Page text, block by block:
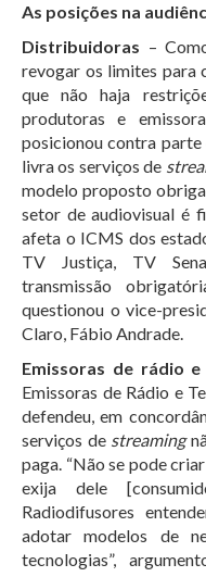
As posições na
Distribuidoras –
revogar os limites para
que não haja
produtoras e
posicionou contra
livra os serviços de
modelo proposto
setor de audiovisual é
afeta o ICMS dos
TV Justiça, TV
transmissão
questionou o vice-
Claro, Fábio Andrade.
Emissoras de rádio
Emissoras de Rádio e
defendeu, em
serviços de streaming
paga. “Não se pode
exija dele
Radiodifusores
adotar modelos de
tecnologias”,